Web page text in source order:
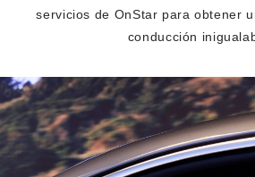
servicios de OnStar para obtener
conducción